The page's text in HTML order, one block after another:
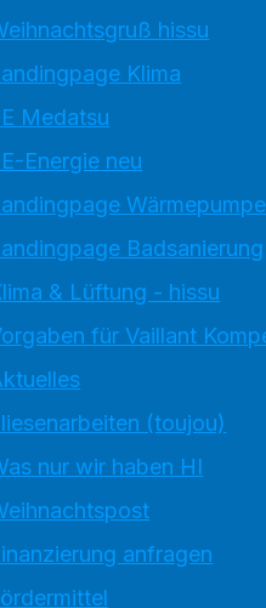
hissu
Klima
Medatsu
Energie neu
Wärmepumpe
Badsanierung
& Lüftung - hissu
für Vaillant
(toujou)
nur wir haben HI
anfragen